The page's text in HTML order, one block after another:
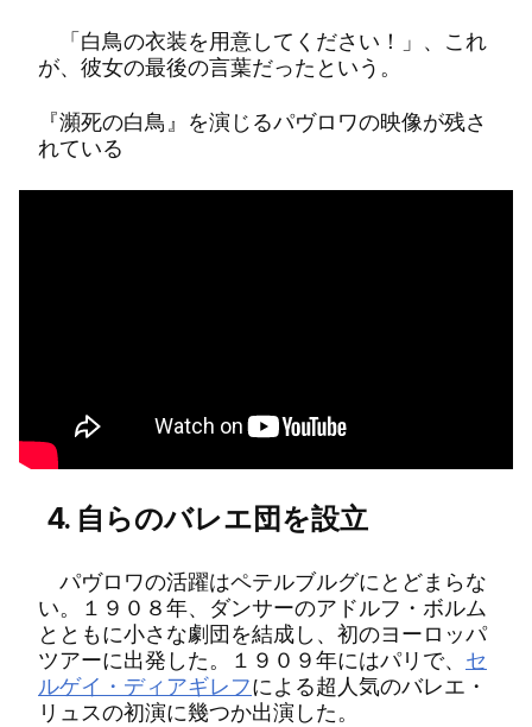
「白鳥の衣装を用意してください！」、これ
が、彼女の最後の言葉だったという。
『瀕死の白鳥』を演じるパヴロワの映像が残さ
れている
4. 自らのバレエ団を設立
パヴロワの活躍はペテルブルグにとどまらな
い。１９０８年、ダンサーのアドルフ・ボルム
とともに小さな劇団を結成し、初のヨーロッパ
ツアーに出発した。１９０９年にはパリで、 セ
ルゲイ・ディアギレフによる超人気のバレエ・
リュスの初演に幾つか出演した。